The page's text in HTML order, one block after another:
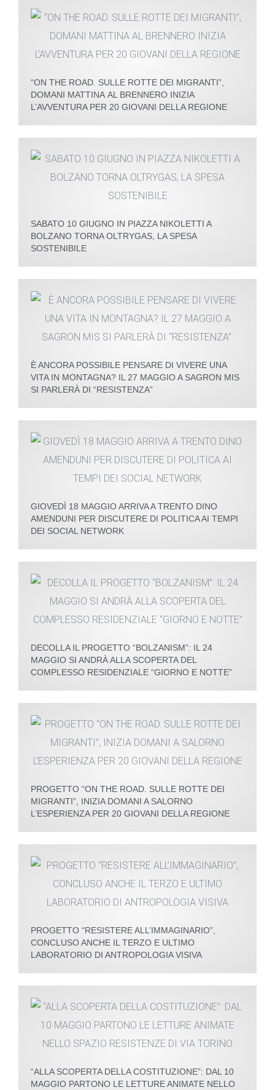
“ON THE ROAD. SULLE ROTTE DEI MIGRANTI”,
DOMANI MATTINA AL BRENNERO INIZIA
L’AVVENTURA PER 20 GIOVANI DELLA REGIONE
SABATO 10 GIUGNO IN PIAZZA NIKOLETTI A
BOLZANO TORNA OLTRYGAS, LA SPESA
SOSTENIBILE
È ANCORA POSSIBILE PENSARE DI VIVERE UNA
VITA IN MONTAGNA? IL 27 MAGGIO A SAGRON MIS
SI PARLERÀ DI “RESISTENZA”
GIOVEDÌ 18 MAGGIO ARRIVA A TRENTO DINO
AMENDUNI PER DISCUTERE DI POLITICA AI TEMPI
DEI SOCIAL NETWORK
DECOLLA IL PROGETTO “BOLZANISM”: IL 24
MAGGIO SI ANDRÀ ALLA SCOPERTA DEL
COMPLESSO RESIDENZIALE “GIORNO E NOTTE”
PROGETTO “ON THE ROAD. SULLE ROTTE DEI
MIGRANTI”, INIZIA DOMANI A SALORNO
L’ESPERIENZA PER 20 GIOVANI DELLA REGIONE
PROGETTO “RESISTERE ALL’IMMAGINARIO”,
CONCLUSO ANCHE IL TERZO E ULTIMO
LABORATORIO DI ANTROPOLOGIA VISIVA
“ALLA SCOPERTA DELLA COSTITUZIONE”: DAL 10
MAGGIO PARTONO LE LETTURE ANIMATE NELLO